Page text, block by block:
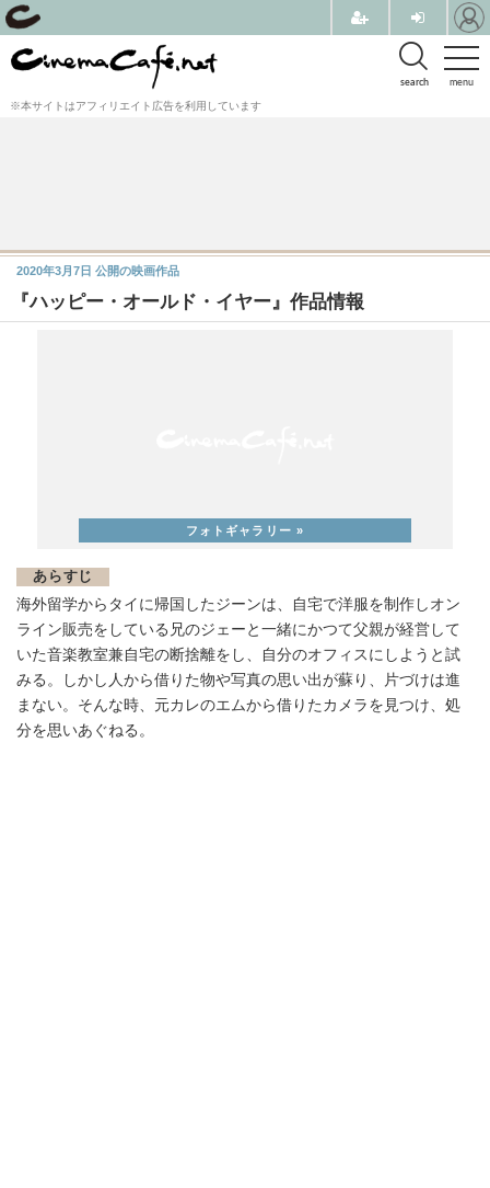
menu
search
※本サイトはアフィリエイト広告を利用しています
『ハッピー・オールド・イヤー』作品情報
2020年3月7日 公開の映画作品
あらすじ
海外留学からタイに帰国したジーンは、自宅で洋服を制作しオン
ライン販売をしている兄のジェーと一緒にかつて父親が経営して
いた音楽教室兼自宅の断捨離をし、自分のオフィスにしようと試
みる。しかし人から借りた物や写真の思い出が蘇り、片づけは進
まない。そんな時、元カレのエムから借りたカメラを見つけ、処
分を思いあぐねる。